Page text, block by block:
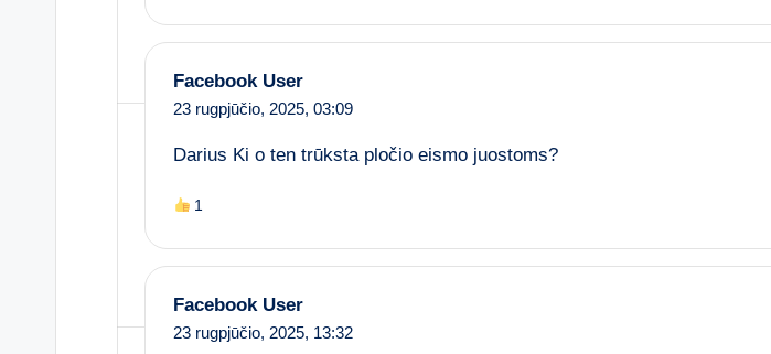
Facebook User
23 rugpjūčio, 2025, 03:09
Darius Ki o ten trūksta pločio eismo juostoms?
1
Facebook User
23 rugpjūčio, 2025, 13:32